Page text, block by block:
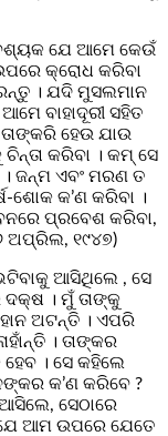
ଯେ ଆମେ କେଉଁ
କ୍ରୋଧ କରିବା
। ଯଦି ମୁସଲମାନ
ବାହାଦୂରୀ ସହିତ
ହେଉ ଯାଉ
କରିବା । କମ୍ ସେ
ଜନ୍ମ ଏବଂ ମରଣ ତ
ଶୋକ କ’ଣ କରିବା ।
ପ୍ରବେଶ କରିବା,
ଅପ୍ରିଲ, ୧୯୪୭)
ଆସିଥିଲେ , ସେ
ଦକ୍ଷ । ମୁଁ ତାଙ୍କୁ
ଅଟନ୍ତି । ଏପରି
। ତାଙ୍କର
। ସେ କହିଲେ
କ’ଣ କରିବେ ?
ସେଠାରେ
ଆମ ଉପରେ ଯେତେ